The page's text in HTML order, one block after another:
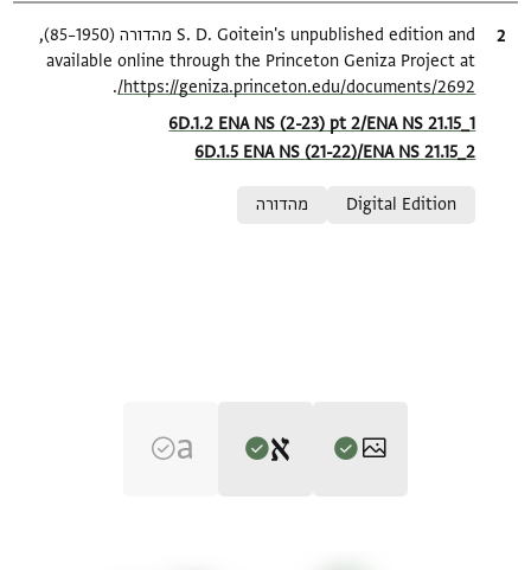
ציטוט
S. D. Goitein's unpublished edition and מהדורה (1950–85),
available online through the Princeton Geniza Project at
https://geniza.princeton.edu/documents/2692/
.
Location in source
6D.1.2 ENA NS (2-23) pt 2/ENA NS 21.15_1
6D.1.5 ENA NS (21-22)/ENA NS 21.15_2
Digital Edition
מהדורה